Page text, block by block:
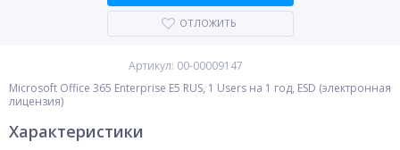
ОТЛОЖИТЬ
Артикул: 00-00009147
Microsoft Office 365 Enterprise E5 RUS, 1 Users на 1 год, ESD (электронная
лицензия)
Характеристики